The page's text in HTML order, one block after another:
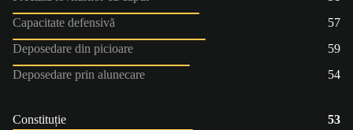
Capacitate defensivă
57
Deposedare din picioare
59
Deposedare prin alunecare
54
Constituție
53